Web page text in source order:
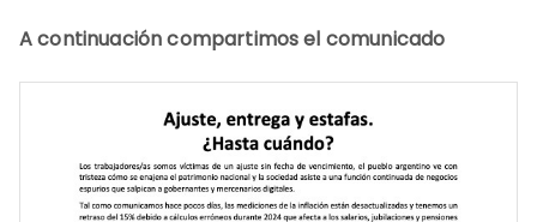
A continuación compartimos el comunicado